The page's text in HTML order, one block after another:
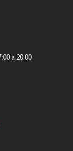
a 20:00